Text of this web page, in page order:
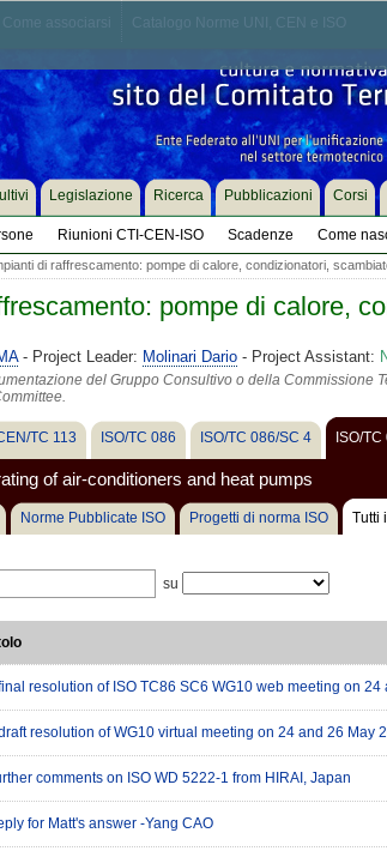
Riunioni CTI-CEN-ISO Scadenze Come
Legislazione Ricerca Pubblicazioni Corsi
di raffrescamento: pompe di calore, condizionatori,
pompe di calore,
- Project Leader: Molinari Dario- Project Assistant:
del Gruppo Consultivo o della Commissione
TC 113 ISO/TC 086 ISO/TC 086/SC 4 ISO/
of air-conditioners and heat pumps
Norme Pubblicate ISO Progetti di norma ISO Tutti
su
resolution of ISO TC86 SC6 WG10 web meeting on 24
resolution of WG10 virtual meeting on 24 and 26 May
comments on ISO WD 5222-1 from HIRAI, Japan
for Matt's answer -Yang CAO